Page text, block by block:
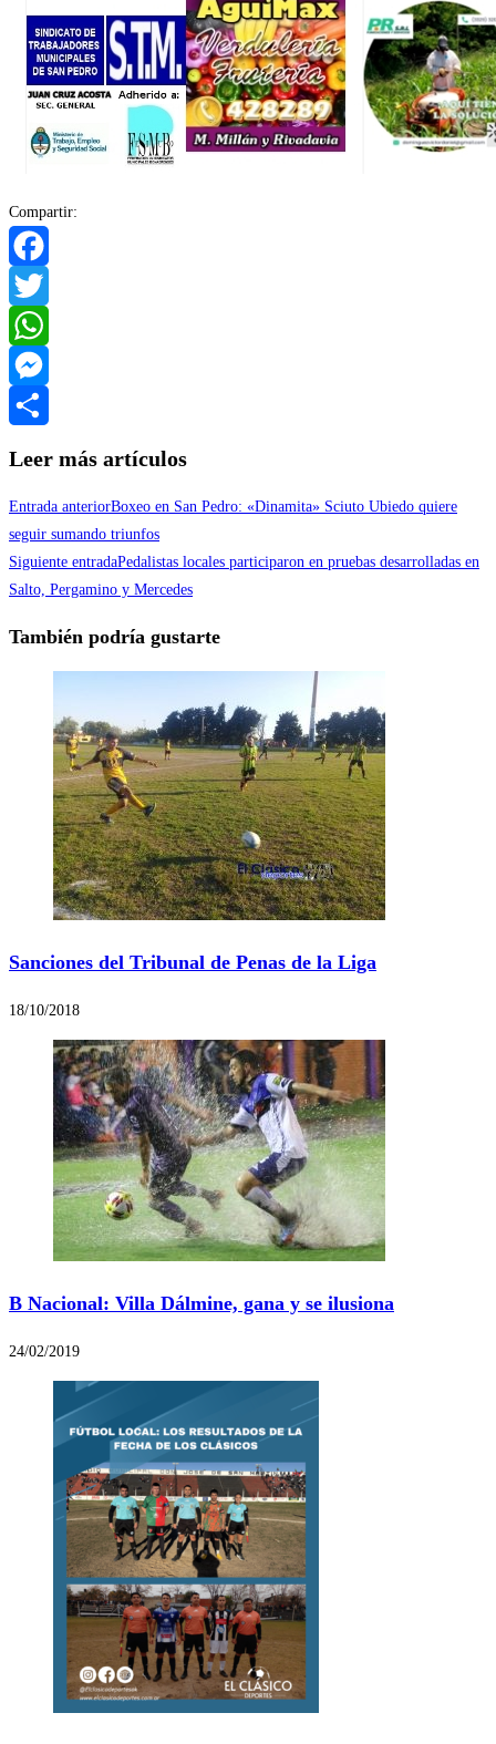
Compartir:
Facebook
Twitter
WhatsApp
Messenger
Leer más artículos
Entrada anteriorBoxeo en San Pedro: «Dinamita» Sciuto Ubiedo quiere
seguir sumando triunfos
Siguiente entradaPedalistas locales participaron en pruebas desarrolladas en
Salto, Pergamino y Mercedes
También podría gustarte
Sanciones del Tribunal de Penas de la Liga
18/10/2018
B Nacional: Villa Dálmine, gana y se ilusiona
24/02/2019